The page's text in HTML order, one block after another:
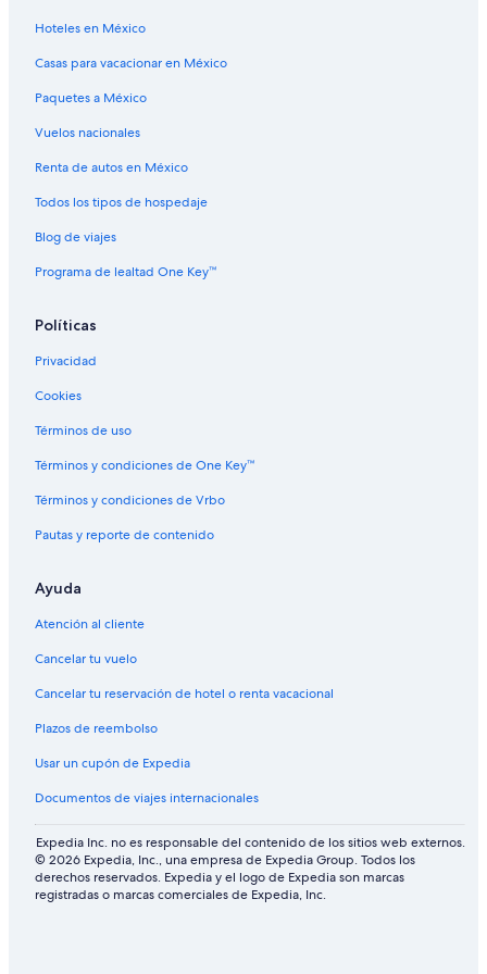
h
s
H
s
o
i
1
9
D
l
H
o
u
s
e
o
L
o
o
,
o
T
u
P
o
!
p
s
a
u
k
e
a
e
r
o
t
n
C
e
n
e
H
r
b
o
B
y
m
a
z
i
S
u
n
e
n
L
o
o
S
i
s
c
e
D
c
k
+
F
m
l
S
p
a
e
Hoteles en México
Casas para vacacionar en México
Paquetes a México
Vuelos nacionales
Renta de autos en México
Todos los tipos de hospedaje
Blog de viajes
Programa de lealtad One Key™
Políticas
Privacidad
Cookies
Términos de uso
Términos y condiciones de One Key™
Términos y condiciones de Vrbo
Pautas y reporte de contenido
Ayuda
Atención al cliente
Cancelar tu vuelo
Cancelar tu reservación de hotel o renta vacacional
Plazos de reembolso
Usar un cupón de Expedia
Documentos de viajes internacionales
Expedia Inc. no es responsable del contenido de los sitios web externos.
© 2026 Expedia, Inc., una empresa de Expedia Group. Todos los
derechos reservados. Expedia y el logo de Expedia son marcas
registradas o marcas comerciales de Expedia, Inc.